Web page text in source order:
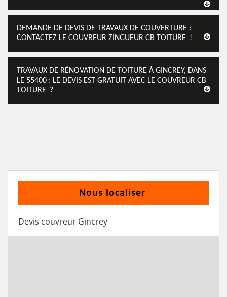
DEMANDE DE DEVIS DE TRAVAUX DE COUVERTURE :
CONTACTEZ LE COUVREUR ZINGUEUR CB TOITURE !
TRAVAUX DE RÉNOVATION DE TOITURE À GINCREY, DANS
LE 55400 : LE DEVIS EST GRATUIT AVEC LE COUVREUR CB
TOITURE ?
Nous localiser
Devis couvreur Gincrey